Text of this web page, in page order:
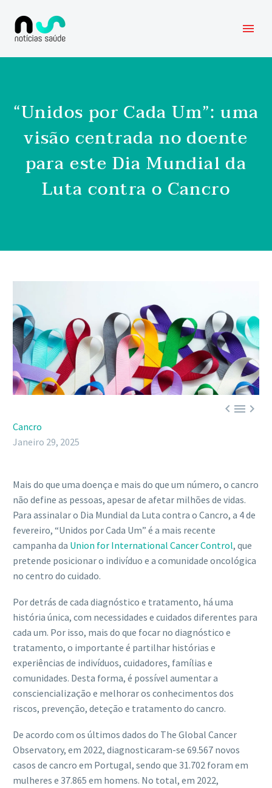
“Unidos por Cada Um”: uma
visão centrada no doente
para este Dia Mundial da
Luta contra o Cancro

Cancro
Janeiro 29, 2025
Mais do que uma doença e mais do que um número, o cancro
não define as pessoas, apesar de afetar milhões de vidas.
Para assinalar o Dia Mundial da Luta contra o Cancro, a 4 de
fevereiro, “Unidos por Cada Um” é a mais recente
campanha da Union for International Cancer Control, que
pretende posicionar o indivíduo e a comunidade oncológica
no centro do cuidado.
Por detrás de cada diagnóstico e tratamento, há uma
história única, com necessidades e cuidados diferentes para
cada um. Por isso, mais do que focar no diagnóstico e
tratamento, o importante é partilhar histórias e
experiências de indivíduos, cuidadores, famílias e
comunidades. Desta forma, é possível aumentar a
consciencialização e melhorar os conhecimentos dos
riscos, prevenção, deteção e tratamento do cancro.
De acordo com os últimos dados do The Global Cancer
Observatory, em 2022, diagnosticaram-se 69.567 novos
casos de cancro em Portugal, sendo que 31.702 foram em
mulheres e 37.865 em homens. No total, em 2022,